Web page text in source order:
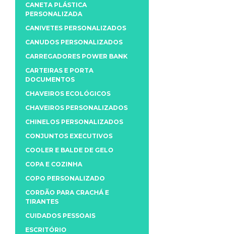
CANETA PLÁSTICA
PERSONALIZADA
CANIVETES PERSONALIZADOS
CANUDOS PERSONALIZADOS
CARREGADORES POWER BANK
CARTEIRAS E PORTA
DOCUMENTOS
CHAVEIROS ECOLÓGICOS
CHAVEIROS PERSONALIZADOS
CHINELOS PERSONALIZADOS
CONJUNTOS EXECUTIVOS
COOLER E BALDE DE GELO
COPA E COZINHA
COPO PERSONALIZADO
CORDÃO PARA CRACHÁ E
TIRANTES
CUIDADOS PESSOAIS
ESCRITÓRIO